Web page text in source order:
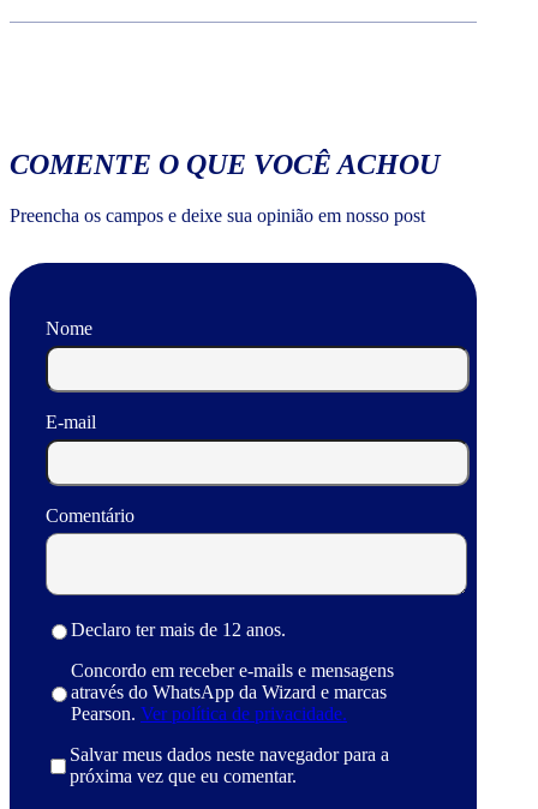
COMENTE O QUE VOCÊ ACHOU
Preencha os campos e deixe sua opinião em nosso post
Nome
E-mail
Comentário
Declaro ter mais de 12 anos.
Concordo em receber e-mails e mensagens
através do WhatsApp da Wizard e marcas
Pearson. Ver política de privacidade.
Salvar meus dados neste navegador para a
próxima vez que eu comentar.